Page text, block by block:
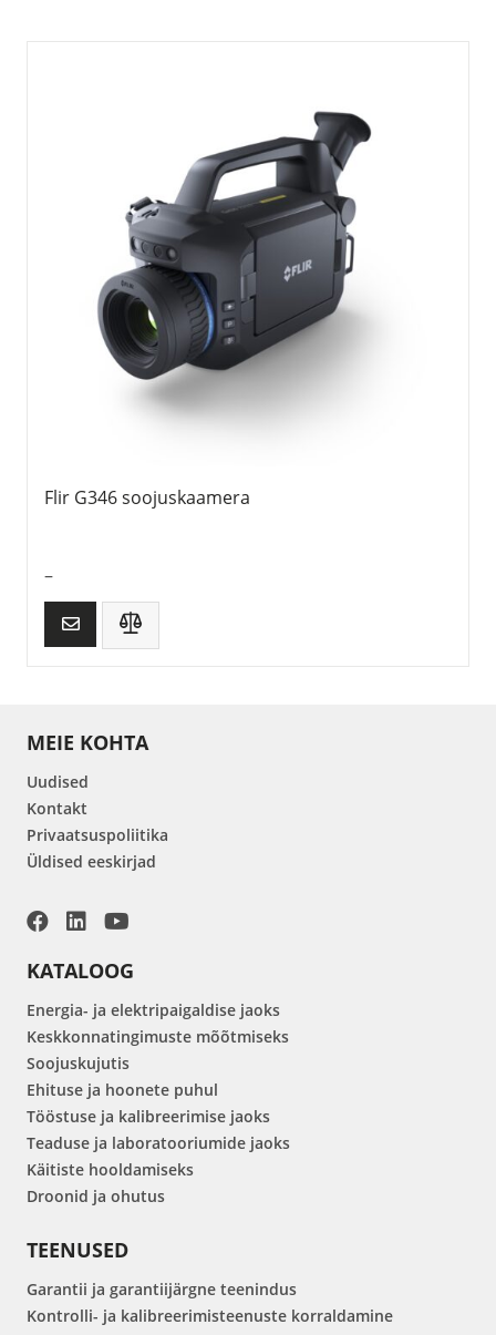
Flir G346 soojuskaamera
–
MEIE KOHTA
Uudised
Kontakt
Privaatsuspoliitika
Üldised eeskirjad
KATALOOG
Energia- ja elektripaigaldise jaoks
Keskkonnatingimuste mõõtmiseks
Soojuskujutis
Ehituse ja hoonete puhul
Tööstuse ja kalibreerimise jaoks
Teaduse ja laboratooriumide jaoks
Käitiste hooldamiseks
Droonid ja ohutus
TEENUSED
Garantii ja garantiijärgne teenindus
Kontrolli- ja kalibreerimisteenuste korraldamine